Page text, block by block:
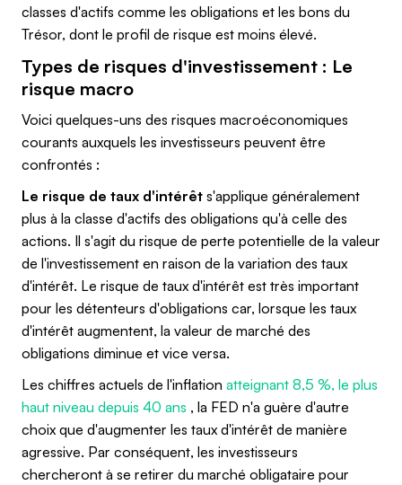
classes d'actifs comme les obligations et les bons du
Trésor, dont le profil de risque est moins élevé.
Types de risques d'investissement : Le
risque macro
Voici quelques-uns des risques macroéconomiques
courants auxquels les investisseurs peuvent être
confrontés :
Le risque de taux d'intérêt s'applique généralement
plus à la classe d'actifs des obligations qu'à celle des
actions. Il s'agit du risque de perte potentielle de la valeur
de l'investissement en raison de la variation des taux
d'intérêt. Le risque de taux d'intérêt est très important
pour les détenteurs d'obligations car, lorsque les taux
d'intérêt augmentent, la valeur de marché des
obligations diminue et vice versa.
Les chiffres actuels de l'inflation atteignant 8,5 %, le plus
haut niveau depuis 40 ans , la FED n'a guère d'autre
choix que d'augmenter les taux d'intérêt de manière
agressive. Par conséquent, les investisseurs
chercheront à se retirer du marché obligataire pour